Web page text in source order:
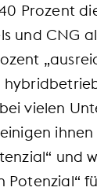
Prozent
und CNG
vielen
und
Potenzial“